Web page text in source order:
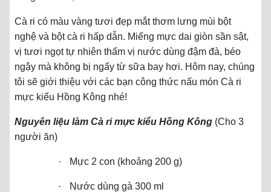
Cà ri có màu vàng tươi đẹp mắt thơm lưng mùi bột
nghệ và bột cà ri hấp dẫn. Miếng mực dai giòn sần sật,
vị tươi ngọt tự nhiên thấm vị nước dùng đậm đà, béo
ngậy mà không bị ngấy từ sữa bay hơi. Hôm nay, chúng
tôi sẽ giới thiệu với các bạn công thức nấu món Cà ri
mực kiểu Hồng Kông nhé!
Nguyên liệu làm Cà ri mực kiểu Hồng Kông (Cho 3
người ăn)
· Mực 2 con (khoảng 200 g)
· Nước dùng gà 300 ml